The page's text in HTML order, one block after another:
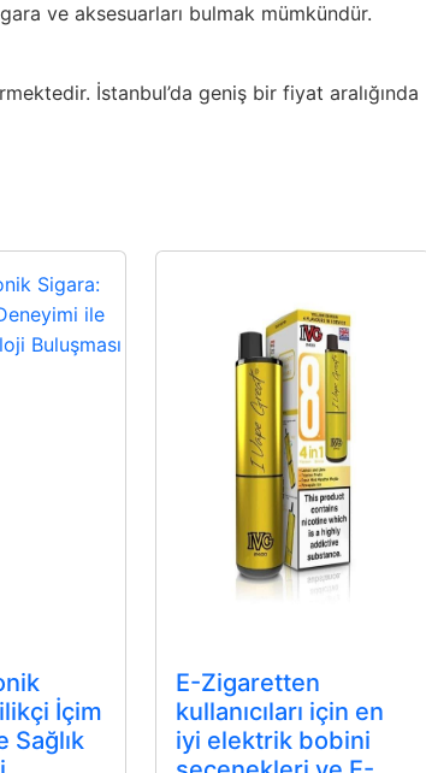
ve aksesuarları bulmak mümkündür.
İstanbul’da geniş bir fiyat aralığında
İçim
Sağlık
E-Zigaretten
kullanıcıları için en
iyi elektrik bobini